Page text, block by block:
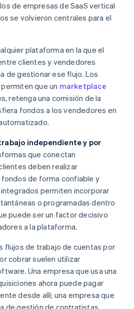
de empresas de SaaS vertical
se volvieron centrales para el
plataforma en la que el
clientes y vendedores
de gestionar ese flujo. Los
que un marketplace
retenga una comisión de la
fondos a los vendedores en
independiente y por
que conectan
deben realizar
de forma confiable y
permiten incorporar
o programadas dentro
puede ser un factor decisivo
a la plataforma.
flujos de trabajo de cuentas por
cobrar suelen utilizar
Una empresa que usa una
ahora puede pagar
desde allí; una empresa que